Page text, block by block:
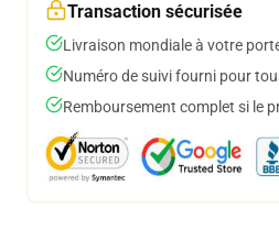
Transaction sécurisée
Livraison mondiale à votre
Numéro de suivi fourni pour
Remboursement complet si le